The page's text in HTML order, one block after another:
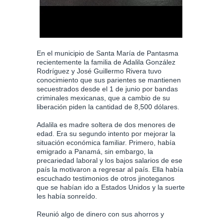
En el municipio de Santa María de Pantasma
recientemente la familia de Adalila González
Rodríguez y José Guillermo Rivera tuvo
conocimiento que sus parientes se mantienen
secuestrados desde el 1 de junio por bandas
criminales mexicanas, que a cambio de su
liberación piden la cantidad de 8,500 dólares.
Adalila es madre soltera de dos menores de
edad. Era su segundo intento por mejorar la
situación económica familiar. Primero, había
emigrado a Panamá, sin embargo, la
precariedad laboral y los bajos salarios de ese
país la motivaron a regresar al país. Ella había
escuchado testimonios de otros jinoteganos
que se habían ido a Estados Unidos y la suerte
les había sonreído.
Reunió algo de dinero con sus ahorros y